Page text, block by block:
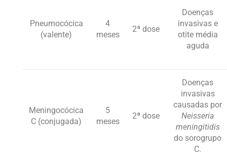
Pneumocócica
(valente)
4
meses
2ª dose
Doenças
invasivas e
otite média
aguda
Meningocócica
C (conjugada)
5
meses
2ª dose
Doenças
invasivas
causadas por
Neisseria
meningitidis
do sorogrupo
C.